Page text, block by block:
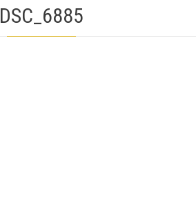
DSC_6885